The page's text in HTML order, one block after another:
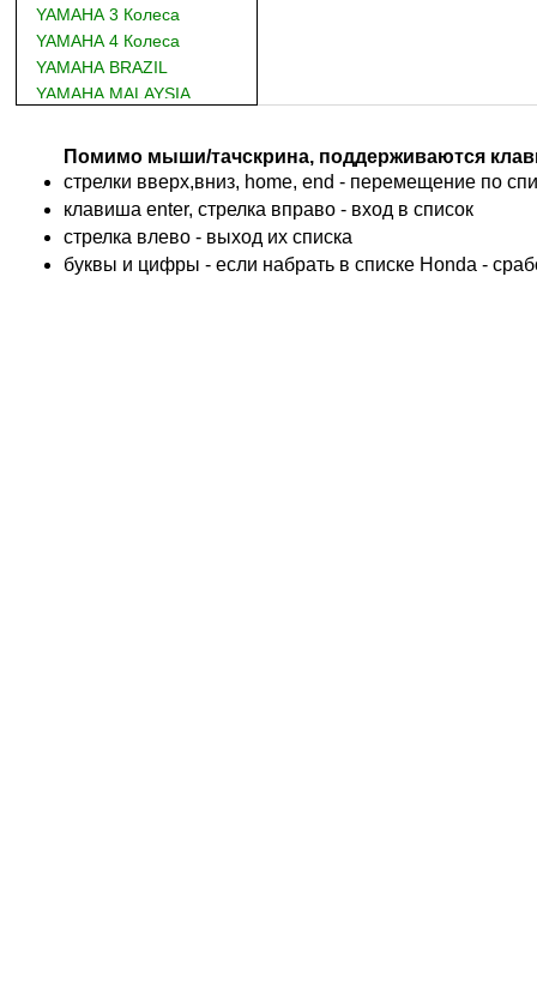
YAMAHA 3 Колеса
YAMAHA 4 Колеса
YAMAHA BRAZIL
YAMAHA MALAYSIA
BMW
ADIVA
ADLY
Помимо мыши/тачскрина, поддерживаются
стрелки вверх,вниз, home, end - перемещение по
клавиша enter, стрелка вправо - вход в список
cтрелка влево - выход их списка
буквы и цифры - если набрать в списке Honda -